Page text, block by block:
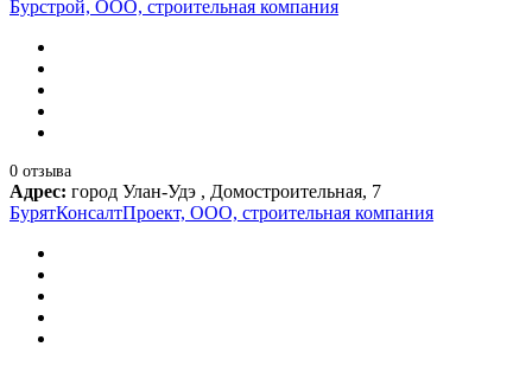
Бурстрой, ООО, строительная компания
0 отзыва
Адрес: город Улан-Удэ , Домостроительная, 7
БурятКонсалтПроект, ООО, строительная компания